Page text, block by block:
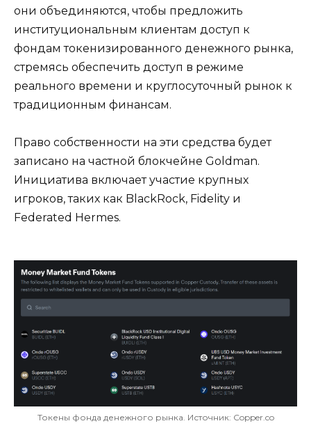
они объединяются, чтобы предложить
институциональным клиентам доступ к
фондам токенизированного денежного рынка,
стремясь обеспечить доступ в режиме
реального времени и круглосуточный рынок к
традиционным финансам.
Право собственности на эти средства будет
записано на частной блокчейне Goldman.
Инициатива включает участие крупных
игроков, таких как BlackRock, Fidelity и
Federated Hermes.
Токены фонда денежного рынка. Источник: Copper.co